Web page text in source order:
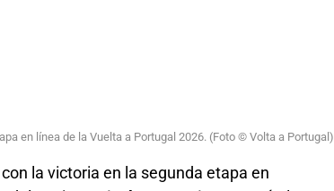
en línea de la Vuelta a Portugal 2026. (Foto © Volta a Portugal)
la victoria en la segunda etapa en